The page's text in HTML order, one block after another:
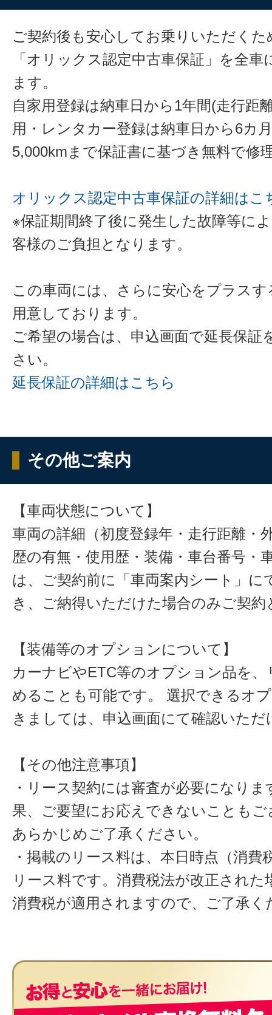
ご契約後も安心してお乗りいただくた
「オリックス認定中古車保証」を全
ます。
自家用登録は納車日から1年間(走行距
用・レンタカー登録は納車日から6カ
5,000kmまで保証書に基づき無料で修
オリックス認定中古車保証の詳細はこ
※保証期間終了後に発生した故障等に
客様のご負担となります。
この車両には、さらに安心をプラス
用意しております。
ご希望の場合は、申込画面で延長保証
さい。
延長保証の詳細はこちら
その他ご案内
【車両状態について】
車両の詳細（初度登録年・走行距離・
歴の有無・使用歴・装備・車台番号・
は、ご契約前に「車両案内シート」に
き、ご納得いただけた場合のみご契約
【装備等のオプションについて】
カーナビやETC等のオプション品を、
めることも可能です。 選択できるオ
きましては、申込画面にて確認いただ
【その他注意事項】
・リース契約には審査が必要になりま
果、ご要望にお応えできないことも
あらかじめご了承ください。
・掲載のリース料は、本日時点（消費
リース料です。消費税法が改正された
消費税が適用されますので、ご了承く